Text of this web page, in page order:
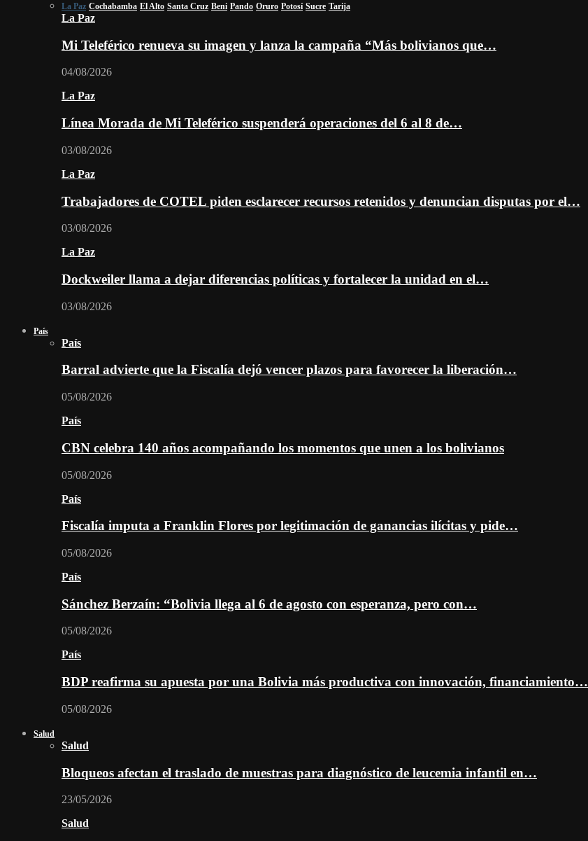
La Paz Cochabamba El Alto Santa Cruz Beni Pando Oruro Potosí Sucre Tarija
La Paz
Mi Teleférico renueva su imagen y lanza la campaña “Más bolivianos que…
04/08/2026
La Paz
Línea Morada de Mi Teleférico suspenderá operaciones del 6 al 8 de…
03/08/2026
La Paz
Trabajadores de COTEL piden esclarecer recursos retenidos y denuncian disputas por el…
03/08/2026
La Paz
Dockweiler llama a dejar diferencias políticas y fortalecer la unidad en el…
03/08/2026
País
País
Barral advierte que la Fiscalía dejó vencer plazos para favorecer la liberación…
05/08/2026
País
CBN celebra 140 años acompañando los momentos que unen a los bolivianos
05/08/2026
País
Fiscalía imputa a Franklin Flores por legitimación de ganancias ilícitas y pide…
05/08/2026
País
Sánchez Berzaín: “Bolivia llega al 6 de agosto con esperanza, pero con…
05/08/2026
País
BDP reafirma su apuesta por una Bolivia más productiva con innovación, financiamiento…
05/08/2026
Salud
Salud
Bloqueos afectan el traslado de muestras para diagnóstico de leucemia infantil en…
23/05/2026
Salud